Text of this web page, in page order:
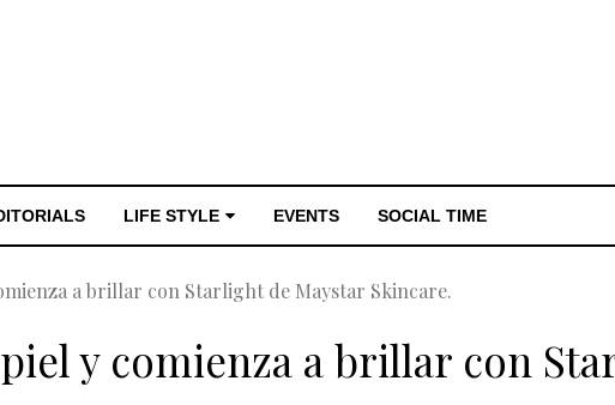
LIFE STYLE EVENTS SOCIAL TIME
a brillar con Starlight de Maystar Skincare.
y comienza a brillar con